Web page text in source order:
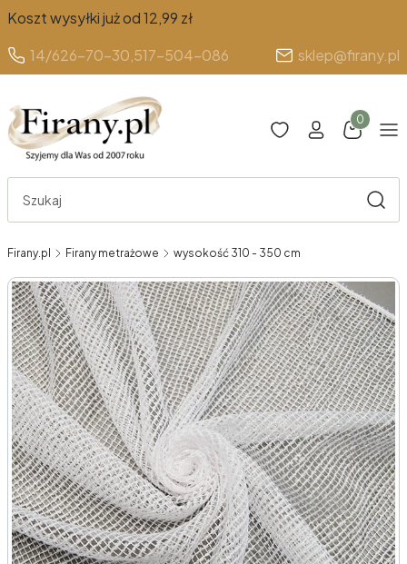
Koszt wysyłki już od 12,99 zł
14/626-70-30, 517-504-086 sklep@firany.pl
Produkty
Otwórz wyszukiwarkę
Firany.pl Firany metrażowe wysokość 310 - 350 cm